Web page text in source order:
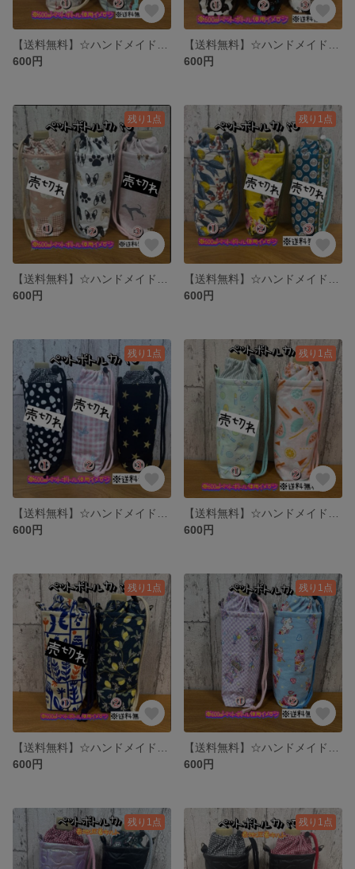
600円
600円
残り1点
600円
残り1点
600円
残り1点
600円
残り1点
600円
残り1点
600円
残り1点
600円
残り1点 残り1点